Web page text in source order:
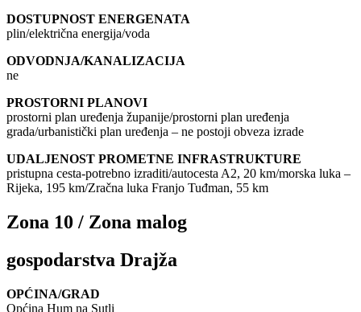
DOSTUPNOST ENERGENATA
plin/električna energija/voda
ODVODNJA/KANALIZACIJA
ne
PROSTORNI PLANOVI
prostorni plan uređenja županije/prostorni plan uređenja
grada/urbanistički plan uređenja – ne postoji obveza izrade
UDALJENOST PROMETNE INFRASTRUKTURE
pristupna cesta-potrebno izraditi/autocesta A2, 20 km/morska luka –
Rijeka, 195 km/Zračna luka Franjo Tuđman, 55 km
Zona 10 / Zona malog
gospodarstva Drajža
OPĆINA/GRAD
Općina Hum na Sutli